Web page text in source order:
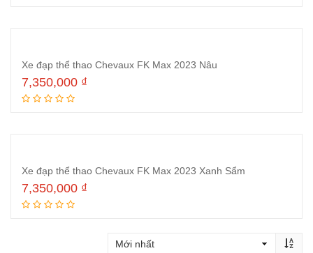
Xe đạp thể thao Chevaux FK Max 2023 Nâu
7,350,000 ₫
Xe đạp thể thao Chevaux FK Max 2023 Xanh Sẩm
7,350,000 ₫